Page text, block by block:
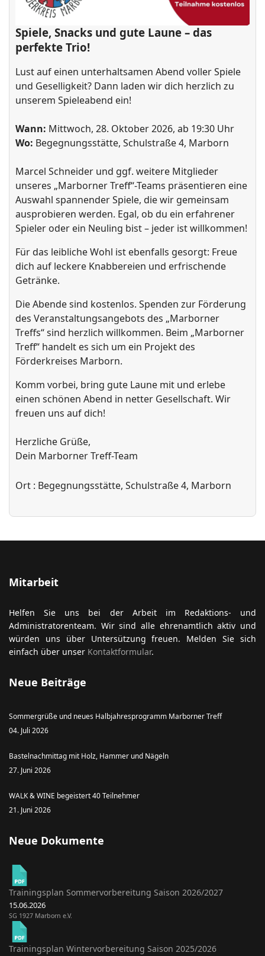
Spiele, Snacks und gute Laune – das
perfekte Trio!
Lust auf einen unterhaltsamen Abend voller Spiele
und Geselligkeit? Dann laden wir dich herzlich zu
unserem Spieleabend ein!
Wann: Mittwoch, 28. Oktober 2026, ab 19:30 Uhr
Wo: Begegnungsstätte, Schulstraße 4, Marborn
Marcel Schneider und ggf. weitere Mitglieder
unseres „Marborner Treff“-Teams präsentieren eine
Auswahl spannender Spiele, die wir gemeinsam
ausprobieren werden. Egal, ob du ein erfahrener
Spieler oder ein Neuling bist – jeder ist willkommen!
Für das leibliche Wohl ist ebenfalls gesorgt: Freue
dich auf leckere Knabbereien und erfrischende
Getränke.
Die Abende sind kostenlos. Spenden zur Förderung
des Veranstaltungsangebots des „Marborner
Treffs“ sind herzlich willkommen. Beim „Marborner
Treff“ handelt es sich um ein Projekt des
Förderkreises Marborn.
Komm vorbei, bring gute Laune mit und erlebe
einen schönen Abend in netter Gesellschaft. Wir
freuen uns auf dich!
Herzliche Grüße,
Dein Marborner Treff-Team
Ort : Begegnungsstätte, Schulstraße 4, Marborn
Mitarbeit
Helfen Sie uns bei der Arbeit im Redaktions- und
Administratorenteam. Wir sind alle ehrenamtlich aktiv und
würden uns über Untersützung freuen. Melden Sie sich
einfach über unser Kontaktformular.
Neue Beiträge
Sommergrüße und neues Halbjahresprogramm Marborner Treff
04. Juli 2026
Bastelnachmittag mit Holz, Hammer und Nägeln
27. Juni 2026
WALK & WINE begeistert 40 Teilnehmer
21. Juni 2026
Neue Dokumente
Trainingsplan Sommervorbereitung Saison 2026/2027
15.06.2026
SG 1927 Marborn e.V.
Trainingsplan Wintervorbereitung Saison 2025/2026